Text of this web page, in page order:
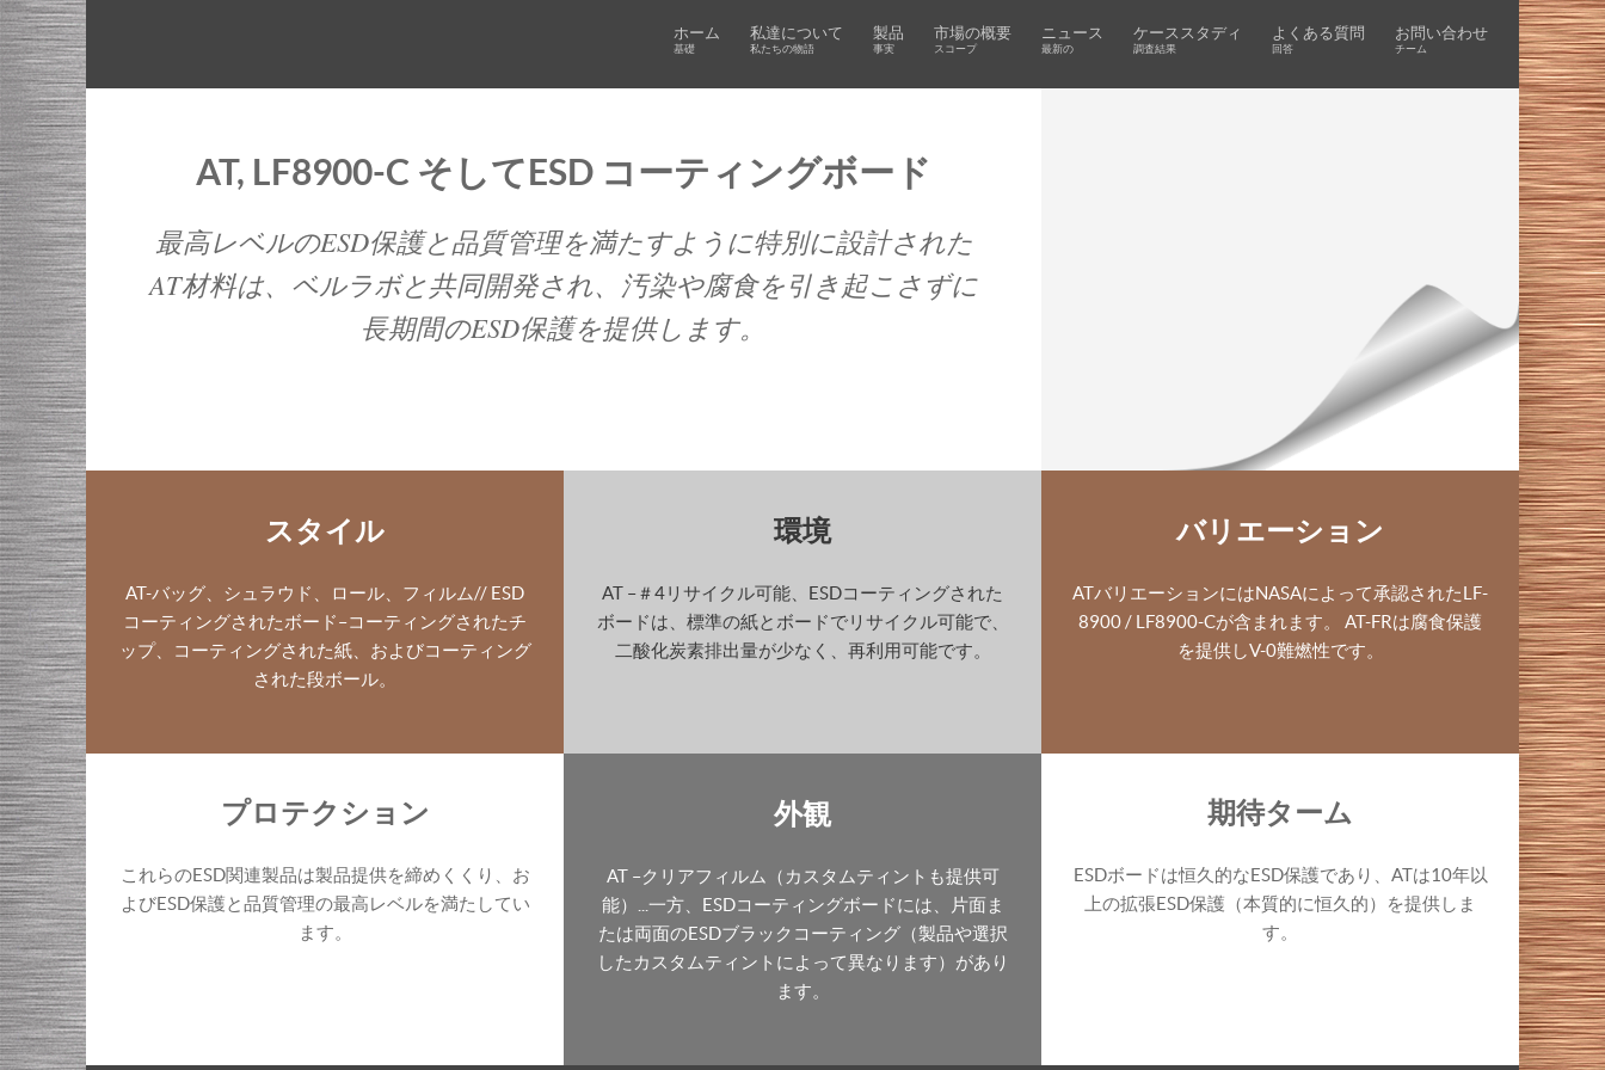
ホーム
基礎
私達について
私たちの物語
製品
事実
市場の概要
スコープ
ニュース
最新の
ケーススタディ
調査結果
よくある質問
回答
お問い合わせ
チーム
AT, LF8900-C そしてESD コーティングボード
最高レベルのESD保護と品質管理を満たすように特別に設計された
AT材料は、ベルラボと共同開発され、汚染や腐食を引き起こさずに
長期間のESD保護を提供します。
スタイル
AT-バッグ、シュラウド、ロール、フィルム// ESD
コーティングされたボード–コーティングされたチ
ップ、コーティングされた紙、およびコーティング
された段ボール。
プロテクション
これらのESD関連製品は製品提供を締めくくり、お
よびESD保護と品質管理の最高レベルを満たしてい
ます。
環境
AT –＃4リサイクル可能、ESDコーティングされた
ボードは、標準の紙とボードでリサイクル可能で、
二酸化炭素排出量が少なく、再利用可能です。
外観
AT –クリアフィルム（カスタムティントも提供可
能）...一方、ESDコーティングボードには、片面ま
たは両面のESDブラックコーティング（製品や選択
したカスタムティントによって異なります）があり
ます。
バリエーション
ATバリエーションにはNASAによって承認されたLF-
8900 / LF8900-Cが含まれます。 AT-FRは腐食保護
を提供しV-0難燃性です。
期待ターム
ESDボードは恒久的なESD保護であり、ATは10年以
上の拡張ESD保護（本質的に恒久的）を提供しま
す。